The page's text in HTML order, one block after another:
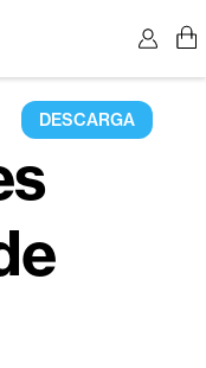
DESCARGA